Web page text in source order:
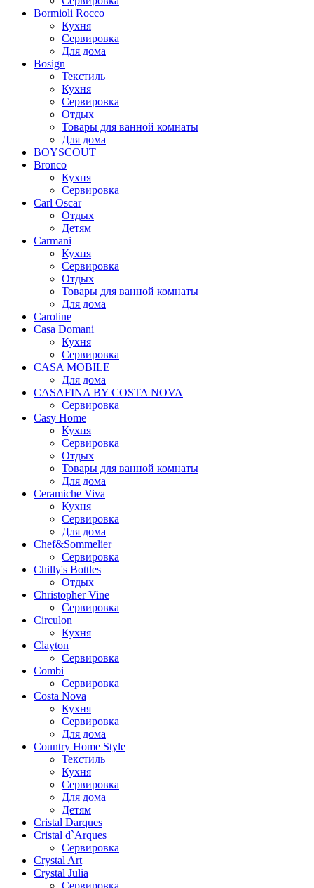
Bormioli Rocco
Кухня
Сервировка
Для дома
Bosign
Текстиль
Кухня
Сервировка
Отдых
Товары для ванной комнаты
Для дома
BOYSCOUT
Bronco
Кухня
Сервировка
Carl Oscar
Отдых
Детям
Carmani
Кухня
Сервировка
Отдых
Товары для ванной комнаты
Для дома
Caroline
Casa Domani
Кухня
Сервировка
CASA MOBILE
Для дома
CASAFINA BY COSTA NOVA
Сервировка
Casy Home
Кухня
Сервировка
Отдых
Товары для ванной комнаты
Для дома
Ceramiche Viva
Кухня
Сервировка
Для дома
Chef&Sommelier
Сервировка
Chilly's Bottles
Отдых
Christopher Vine
Сервировка
Circulon
Кухня
Clayton
Сервировка
Combi
Сервировка
Costa Nova
Кухня
Сервировка
Для дома
Country Home Style
Текстиль
Кухня
Сервировка
Для дома
Детям
Cristal Darques
Cristal d`Arques
Сервировка
Crystal Art
Crystal Julia